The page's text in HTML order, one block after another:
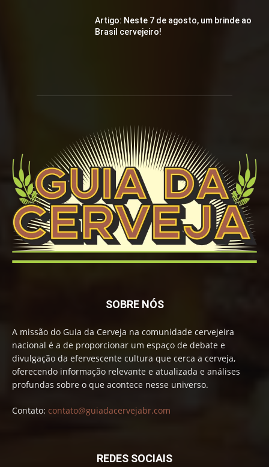
Artigo: Neste 7 de agosto, um brinde ao
Brasil cervejeiro!
SOBRE NÓS
A missão do Guia da Cerveja na comunidade cervejeira
nacional é a de proporcionar um espaço de debate e
divulgação da efervescente cultura que cerca a cerveja,
oferecendo informação relevante e atualizada e análises
profundas sobre o que acontece nesse universo.
Contato: contato@guiadacervejabr.com
REDES SOCIAIS